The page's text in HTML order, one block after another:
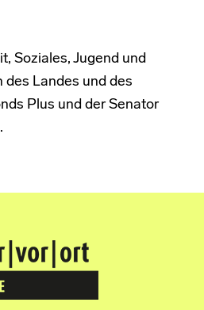
Soziales, Jugend und
des Landes und des
Plus und der Senator